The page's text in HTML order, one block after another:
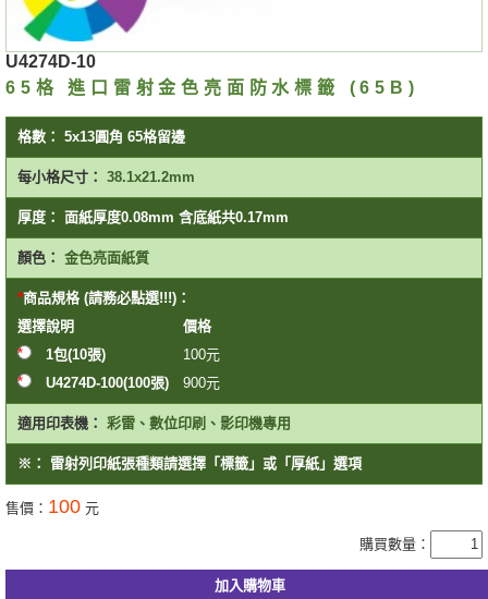
U4274D-10
65格 進口雷射金色亮面防水標籤 (65B)
格數： 5x13圓角 65格留邊
每小格尺寸： 38.1x21.2mm
厚度： 面紙厚度0.08mm 含底紙共0.17mm
顏色： 金色亮面紙質
商品規格 (請務必點選!!!)：
選擇說明
價格
1包(10張)
100元
U4274D-100(100張) 900元
適用印表機： 彩雷、數位印刷、影印機專用
※： 雷射列印紙張種類請選擇「標籤」或「厚紙」選項
售價： 100 元
購買數量：